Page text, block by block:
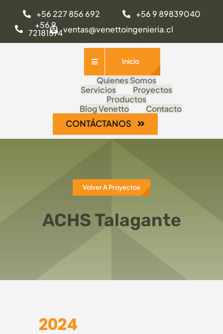
contenido
+56 227 856 692
+56 9 89839040
+56 9
72181574ventas@venettoingenieria.cl
Inicio
Quienes Somos
Servicios
Proyectos
Productos
Blog Venetto
Contacto
CONTÁCTANOS
Volver A Proyectos
ACHS Talagante
2024